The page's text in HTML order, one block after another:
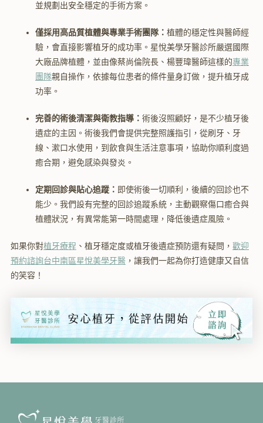
並規劃出安全穩定的手術方案。
僅採用高品質植體與專業手術團隊： 植體的穩定性與醫師經
驗，會直接影響植牙的成功率。星悅美學牙醫診所嚴選國際
大廠品牌植體，並由像蔡尚倫院長、楊豐瑋醫師這樣的專業
團隊親自操作，依據每位患者的條件量身訂做，提升植牙成
功率。
完善的術後清潔與衛教指導： 術後沒照顧好，是不少植牙後
遺症的主因。術後我們會提供完整照護指引，從刷牙、牙
線、漱口水使用，到飲食與生活注意事項，協助你順利度過
癒合期，避免感染與發炎。
定期回診與貼心追蹤： 即使術後一切順利，後續的回診也不
能少。我們設有完整的回診追蹤系統，主動觀察傷口癒合與
植體狀況，有異常能第一時間處理，降低後遺症風險。
如果你對植牙療程 、植牙穩定度或植牙後遺症預防還有疑問， 歡迎
預約諮詢台中南區星悅美學牙醫，讓我們一起為你打造健康又自信
的笑容！